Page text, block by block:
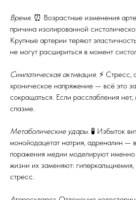
Время. ⏰ Возрастные изменения
причина изолированной
Крупные артерии теряют
не могут расшириться в момент
Симпатическая активация. ⚡️ Стресс,
хроническое напряжение — всё это
сокращаться. Если расслабления
спазме.
Метаболические удары. 🧪 Избыток
монойодацетат натрия, адреналин —
поражения медии моделируют
жизни их заменяют:
стресс.